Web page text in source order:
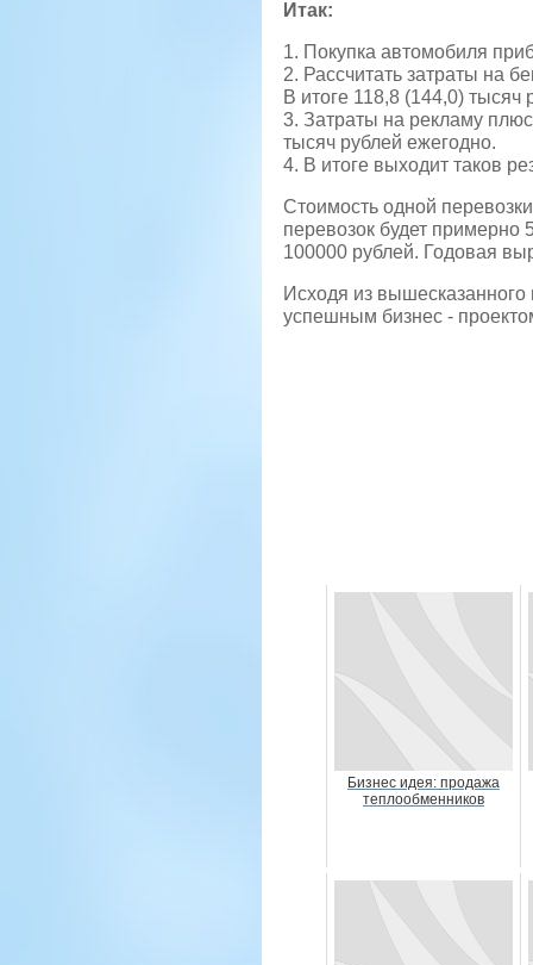
Итак:
1. Покупка автомобиля
2. Рассчитать затраты на
В итоге 118,8 (144,0) тысяч
3. Затраты на рекламу
тысяч рублей ежегодно.
4. В итоге выходит таков
Стоимость одной
перевозок будет примерно
100000 рублей. Годовая
Исходя из вышесказанного
успешным бизнес -
Бизнес идея: продажа
теплообменников